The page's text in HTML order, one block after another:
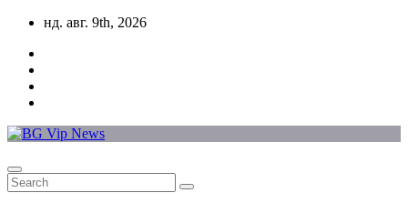
Skip
content
нд. авг. 9th, 2026